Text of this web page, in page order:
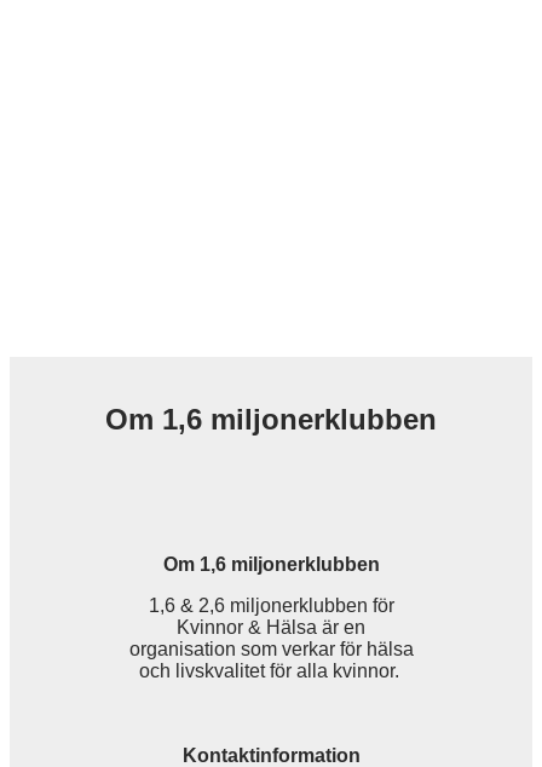
Om 1,6 miljonerklubben
Om 1,6 miljonerklubben
1,6 & 2,6 miljonerklubben för
Kvinnor & Hälsa är en
organisation som verkar för hälsa
och livskvalitet för alla kvinnor.
Kontaktinformation